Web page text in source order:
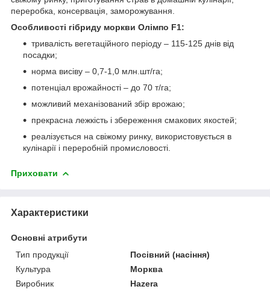
переробка, консервація, заморожування.
Особливості гібриду моркви Олімпо F1:
тривалість вегетаційного періоду – 115-125 днів від
посадки;
норма висіву – 0,7-1,0 млн.шт/га;
потенціал врожайності – до 70 т/га;
можливий механізований збір врожаю;
прекрасна лежкість і збереження смакових якостей;
реалізується на свіжому ринку, використовується в
кулінарії і переробній промисловості.
Приховати
Характеристики
Основні атрибути
Тип продукції
Посівний (насіння)
Культура
Морква
Виробник
Hazera